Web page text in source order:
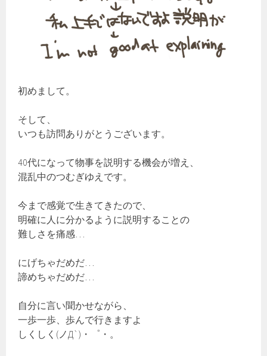
初めまして。
そして、
いつも訪問ありがとうございます。
40代になって物事を説明する機会が増え、
混乱中のつむぎゆえです。
今まで感覚で生きてきたので、
明確に人に分かるように説明することの
難しさを痛感…
にげちゃだめだ…
諦めちゃだめだ…
自分に言い聞かせながら、
一歩一歩、歩んで行きますよ
しくしく(ノД`)・゜・。